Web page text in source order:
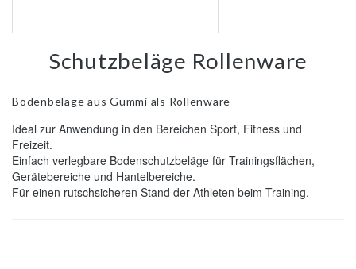
Schutzbeläge Rollenware
Bodenbeläge aus Gummi als Rollenware
Ideal zur Anwendung in den Bereichen Sport, Fitness und
Freizeit.
Einfach verlegbare Bodenschutzbeläge für Trainingsflächen,
Gerätebereiche und Hantelbereiche.
Für einen rutschsicheren Stand der Athleten beim Training.